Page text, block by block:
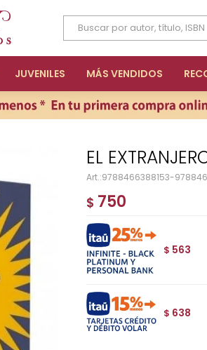
JUVENILES MÁS VENDIDOS
EL
9788466388153-
$ 750
$ 563
$ 638